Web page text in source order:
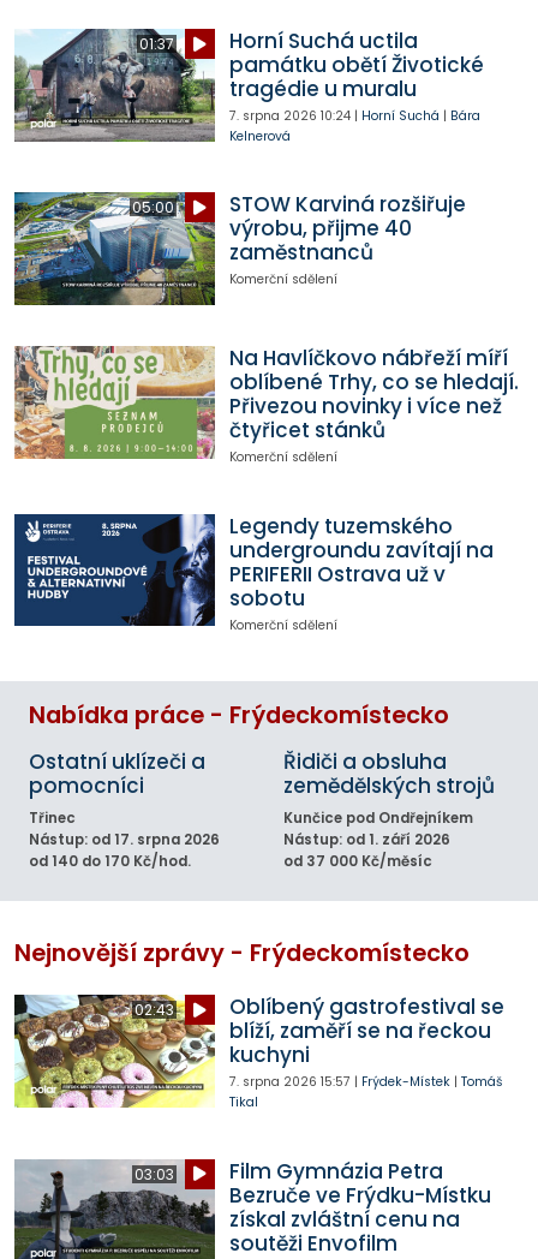
01:37
Horní Suchá uctila
památku obětí Životické
tragédie u muralu
7. srpna 2026 10:24| Horní Suchá | Bára
Kelnerová
05:00
STOW Karviná rozšiřuje
výrobu, přijme 40
zaměstnanců
Komerční sdělení
Na Havlíčkovo nábřeží míří
oblíbené Trhy, co se hledají.
Přivezou novinky i více než
čtyřicet stánků
Komerční sdělení
Legendy tuzemského
undergroundu zavítají na
PERIFERII Ostrava už v
sobotu
Komerční sdělení
Nabídka práce - Frýdeckomístecko
Ostatní uklízeči a
pomocníci
Třinec
Nástup: od 17. srpna 2026
od 140 do 170 Kč/hod.
Řidiči a obsluha
zemědělských strojů
Kunčice pod Ondřejníkem
Nástup: od 1. září 2026
od 37 000 Kč/měsíc
Nejnovější zprávy - Frýdeckomístecko
02:43
Oblíbený gastrofestival se
blíží, zaměří se na řeckou
kuchyni
7. srpna 2026 15:57 | Frýdek-Místek| Tomáš
Tikal
03:03
Film Gymnázia Petra
Bezruče ve Frýdku-Místku
získal zvláštní cenu na
soutěži Envofilm